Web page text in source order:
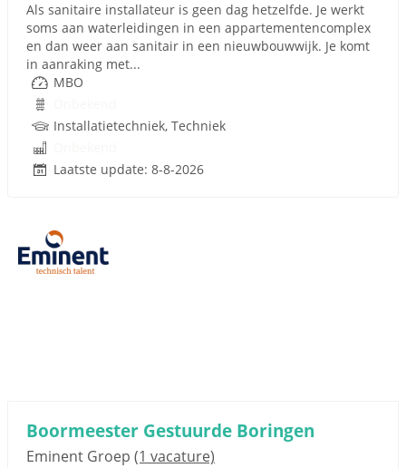
Als sanitaire installateur is geen dag hetzelfde. Je werkt
soms aan waterleidingen in een appartementencomplex
en dan weer aan sanitair in een nieuwbouwwijk. Je komt
in aanraking met...
MBO
Installatietechniek, Techniek
Laatste update: 8-8-2026
Boormeester Gestuurde Boringen
Eminent Groep (1 vacature)